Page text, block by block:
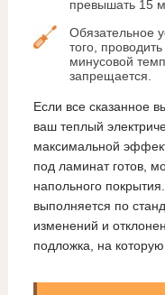
превышать 15
Обязательное
того,
минусовой
запрещается.
Если все сказанное
ваш теплый
максимальной
под ламинат готов,
напольного
выполняется по
изменений и
подложка, на